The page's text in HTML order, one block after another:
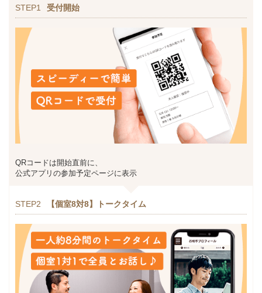
STEP1 受付開始
QRコードは開始直前に、
公式アプリの参加予定ページに表示
STEP2 【個室8対8】トークタイム